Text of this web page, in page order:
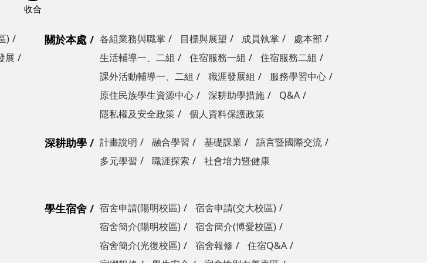
)
展
關於本處 各組業務與職掌 目標與展望 成員執掌
處本部
生活輔導一、二組
住宿服務一組
住宿服務二組
課外活動輔導一、二組
職涯發展組
服務學習中心
原住民族學生資源中心
深耕助學措施
Q&A
隱私權及安全政策
個人資料保護政策
深耕助學 計畫說明 融合學習 基礎課業
語言暨國際交流
多元學習
職涯探索 社會培力暨健康
學生宿舍 宿舍申請(陽明校區)
宿舍申請(交大校區)
宿舍簡介(陽明校區)
宿舍簡介(博愛校區)
宿舍簡介(光復校區)
宿舍報修
住宿Q&A